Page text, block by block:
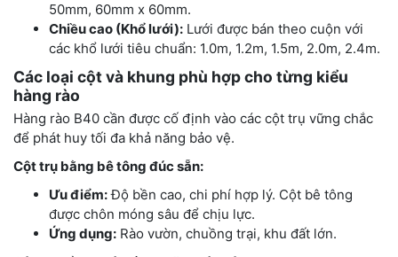
50mm, 60mm x 60mm.
Chiều cao (Khổ lưới): Lưới được bán theo cuộn với
các khổ lưới tiêu chuẩn: 1.0m, 1.2m, 1.5m, 2.0m, 2.4m.
Các loại cột và khung phù hợp cho từng kiểu
hàng rào
Hàng rào B40 cần được cố định vào các cột trụ vững chắc
để phát huy tối đa khả năng bảo vệ.
Cột trụ bằng bê tông đúc sẵn:
Ưu điểm:Độ bền cao, chi phí hợp lý. Cột bê tông
được chôn móng sâu để chịu lực.
Ứng dụng: Rào vườn, chuồng trại, khu đất lớn.